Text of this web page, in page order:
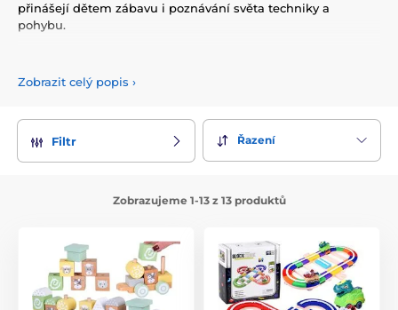
přinášejí dětem zábavu i poznávání světa techniky a
pohybu.
Tyto hračky podporují představivost a rozvíjejí zájem o
fungování věcí kolem nás.
doma i venku a pomáhají dětem rozvíjet kreativní myšlení.
Zobrazit celý popis ›
Filtr Řazení
Zobrazujeme 1-13 z 13 produktů